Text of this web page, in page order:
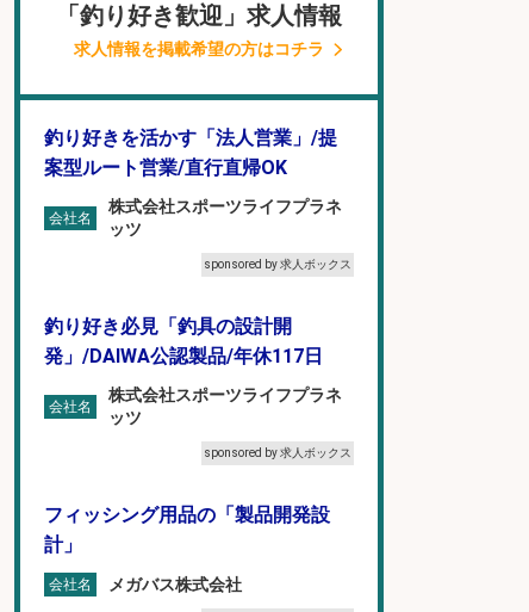
「釣り好き歓迎」求人情報
求人情報を掲載希望の方はコチラ
釣り好きを活かす「法人営業」/提
案型ルート営業/直行直帰OK
会社名
株式会社スポーツライフプラネ
ッツ
sponsored by 求人ボックス
釣り好き必見「釣具の設計開
発」/DAIWA公認製品/年休117日
会社名
株式会社スポーツライフプラネ
ッツ
sponsored by 求人ボックス
フィッシング用品の「製品開発設
計」
会社名 メガバス株式会社